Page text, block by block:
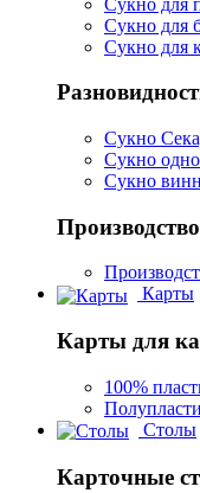
Сукно для
Сукно для
Сукно
Сукно
Сукно
Карты
Карты для
100%
Столы
Карточные